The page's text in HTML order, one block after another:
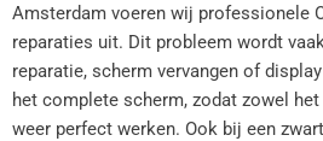
Amsterdam voeren wij professionele
reparaties uit. Dit probleem wordt
reparatie, scherm vervangen of
het complete scherm, zodat zowel
weer perfect werken. Ook bij een